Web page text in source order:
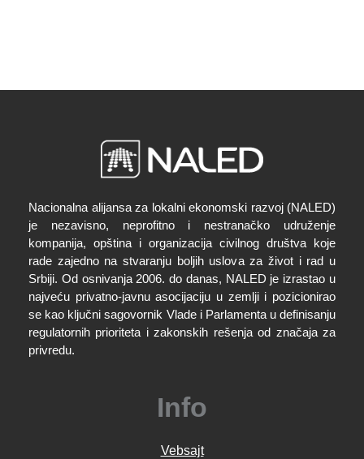
Nacionalna alijansa za lokalni ekonomski razvoj (NALED)
je nezavisno, neprofitno i nestranačko udruženje
kompanija, opština i organizacija civilnog društva koje
rade zajedno na stvaranju boljih uslova za život i rad u
Srbiji. Od osnivanja 2006. do danas, NALED je izrastao u
najveću privatno-javnu asocijaciju u zemlji i pozicionirao
se kao ključni sagovornik Vlade i Parlamenta u definisanju
regulatornih prioriteta i zakonskih rešenja od značaja za
privredu.
Info
Vebsajt